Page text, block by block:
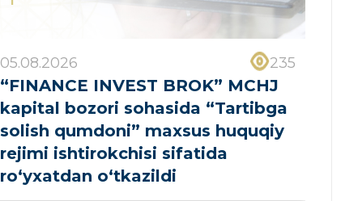
05.08.2026 235
“FINANCE INVEST BROK” MCHJ
kapital bozori sohasida “Tartibga
solish qumdoni” maxsus huquqiy
rejimi ishtirokchisi sifatida
ro‘yxatdan o‘tkazildi